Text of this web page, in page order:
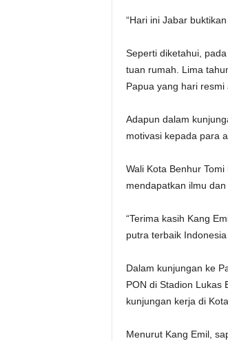
“Hari ini Jabar
Seperti diketahui,
tuan rumah. Lima
Papua yang hari resmi
Adapun dalam
motivasi kepada para
Wali Kota Benhur
mendapatkan ilmu
“Terima kasih Kang
putra terbaik
Dalam kunjungan ke
PON di Stadion Lukas
kunjungan kerja di
Menurut Kang Emil,